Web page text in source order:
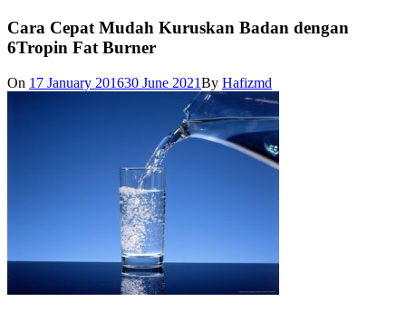
Cara Cepat Mudah Kuruskan Badan dengan
6Tropin Fat Burner
On 17 January 201630 June 2021By Hafizmd